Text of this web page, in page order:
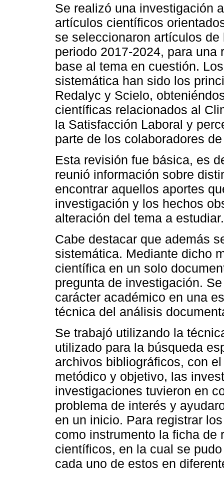
Se realizó una investigación
artículos científicos
se seleccionaron artículos
periodo 2017-2024, para
base al tema en cuestión.
sistemática han sido los
Redalyc y Scielo,
científicas relacionados al
la Satisfacción Laboral y
parte de los colaboradores
Esta revisión fue básica, es
reunió información sobre
encontrar aquellos aportes
investigación y los hechos
alteración del tema a estudiar.
Cabe destacar que además
sistemática. Mediante dicho
científica en un solo
pregunta de investigación.
carácter académico en una
técnica del análisis
Se trabajó utilizando la
utilizado para la búsqueda
archivos bibliográficos, con
metódico y objetivo, las
investigaciones tuvieron en
problema de interés y
en un inicio. Para registrar
como instrumento la ficha de
científicos, en la cual se
cada uno de estos en